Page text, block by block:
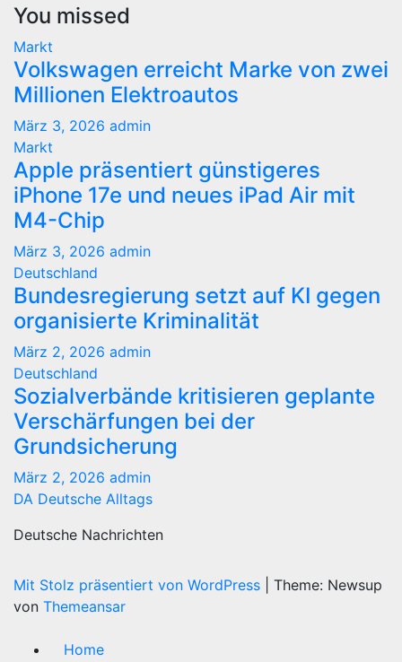
You missed
Markt
Volkswagen erreicht Marke von zwei
Millionen Elektroautos
März 3, 2026 admin
Markt
Apple präsentiert günstigeres
iPhone 17e und neues iPad Air mit
M4-Chip
März 3, 2026 admin
Deutschland
Bundesregierung setzt auf KI gegen
organisierte Kriminalität
März 2, 2026 admin
Deutschland
Sozialverbände kritisieren geplante
Verschärfungen bei der
Grundsicherung
März 2, 2026 admin
DA Deutsche Alltags
Deutsche Nachrichten
Mit Stolz präsentiert von WordPress
Theme: Newsup
von Themeansar
Home